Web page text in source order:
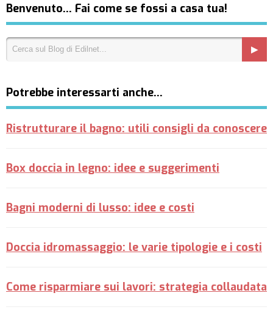
Benvenuto… Fai come se fossi a casa tua!
Potrebbe interessarti anche…
Ristrutturare il bagno: utili consigli da conoscere
Box doccia in legno: idee e suggerimenti
Bagni moderni di lusso: idee e costi
Doccia idromassaggio: le varie tipologie e i costi
Come risparmiare sui lavori: strategia collaudata